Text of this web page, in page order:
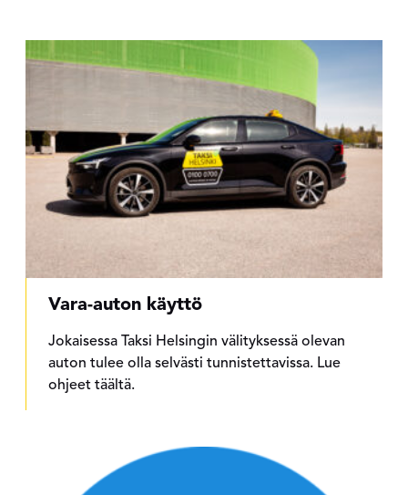
Vara-auton käyttö
Jokaisessa Taksi Helsingin välityksessä olevan
auton tulee olla selvästi tunnistettavissa. Lue
ohjeet täältä.